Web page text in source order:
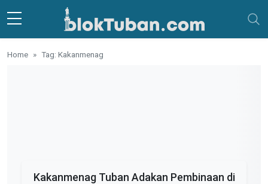
Skip to main content
Home Tag: Kakanmenag
Kakanmenag Tuban Adakan Pembinaan di